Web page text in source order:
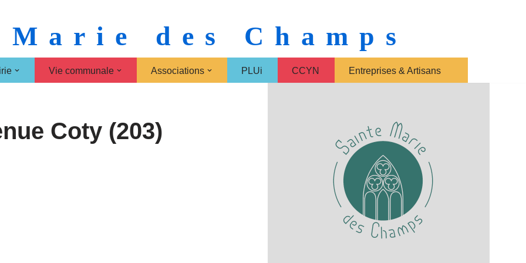
des Champs
Vie communale Associations PLUi CCYN Entreprises & Artisans
Coty (203)